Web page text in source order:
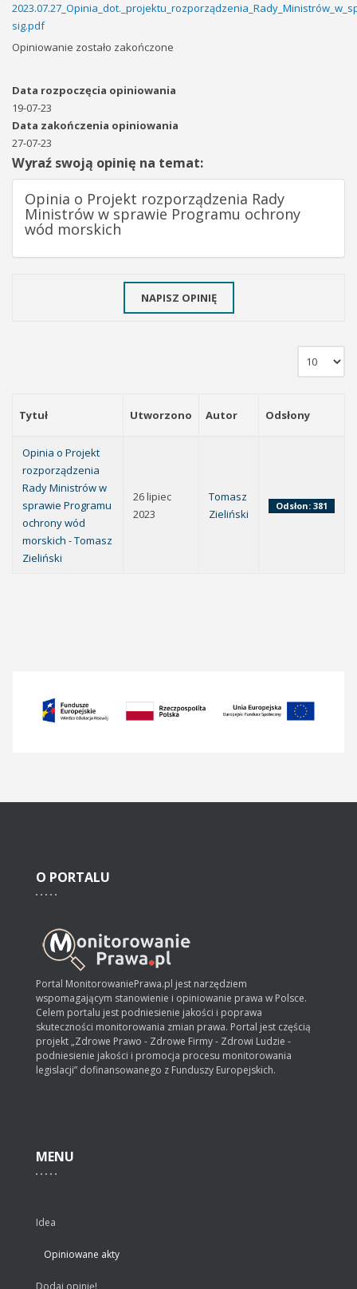
sig.pdf
Opiniowanie zostało zakończone
Data rozpoczęcia opiniowania
19-07-23
Data zakończenia opiniowania
27-07-23
Wyraź swoją opinię na temat:
Opinia o Projekt rozporządzenia Rady
Ministrów w sprawie Programu ochrony
wód morskich
NAPISZ OPINIĘ
Tytuł Utworzono Autor Odsłony
Opinia o Projekt
rozporządzenia
Rady Ministrów w
sprawie Programu
ochrony wód
morskich - Tomasz
Zieliński
26 lipiec
2023
Tomasz
Zieliński
Odsłon: 381
O PORTALU
Portal MonitorowaniePrawa.pl jest narzędziem
wspomagającym stanowienie i opiniowanie prawa w Polsce.
Celem portalu jest podniesienie jakości i poprawa
skuteczności monitorowania zmian prawa. Portal jest częścią
projekt „Zdrowe Prawo - Zdrowe Firmy - Zdrowi Ludzie -
podniesienie jakości i promocja procesu monitorowania
legislacji” dofinansowanego z Funduszy Europejskich.
MENU
Idea
Opiniowane akty
Dodaj opinię!